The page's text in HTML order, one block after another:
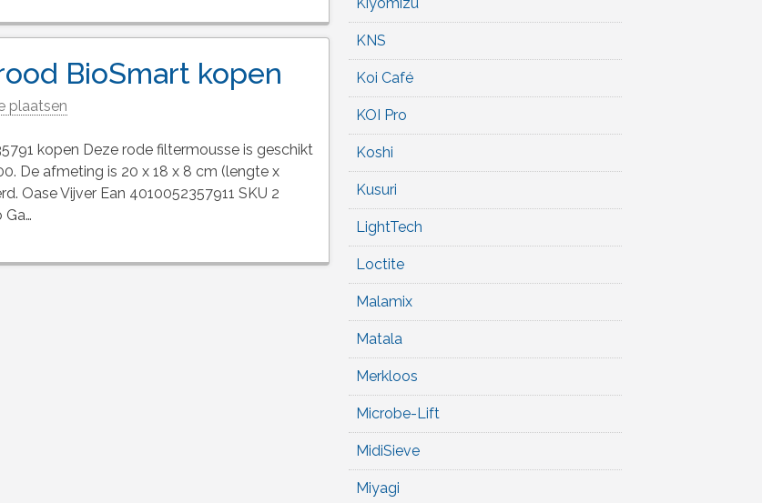
BioSmart kopen
plaatsen
kopen Deze rode filtermousse is geschikt
De afmeting is 20 x 18 x 8 cm (lengte x
Oase Vijver Ean 4010052357911 SKU 2
Ga…
KNS
Koi Café
KOI Pro
Koshi
Kusuri
LightTech
Loctite
Malamix
Matala
Merkloos
Microbe-Lift
MidiSieve
Miyagi